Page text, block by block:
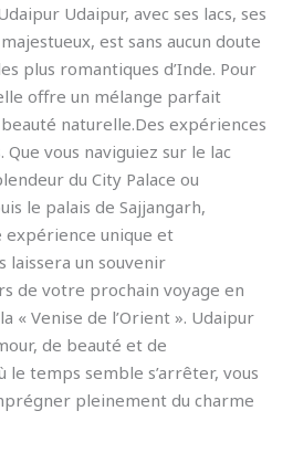
Udaipur, avec ses lacs, ses
est sans aucun doute
plus romantiques d’Inde. Pour
offre un mélange parfait
naturelle.Des expériences
vous naviguiez sur le lac
du City Palace ou
le palais de Sajjangarh,
expérience unique et
laissera un souvenir
de votre prochain voyage en
« Venise de l’Orient ». Udaipur
de beauté et de
le temps semble s’arrêter, vous
pleinement du charme